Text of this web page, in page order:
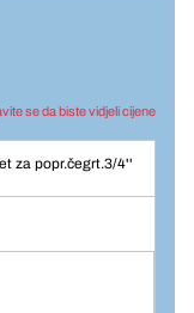
se da biste vidjeli cijene
za popr.čegrt.3/4''